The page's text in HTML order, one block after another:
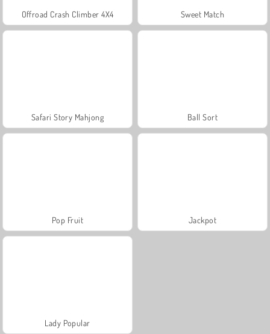
Offroad Crash Climber 4X4 Sweet Match
Safari Story Mahjong Ball Sort
Pop Fruit Jackpot
Lady Popular